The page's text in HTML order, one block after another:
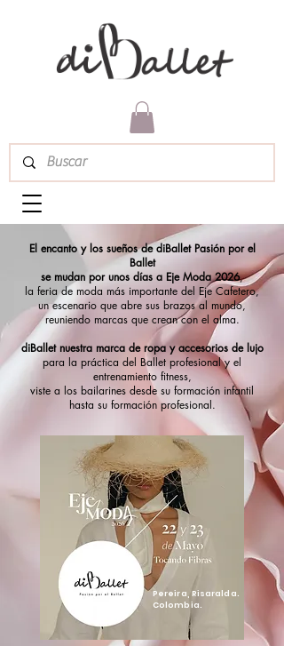
El encanto y los sueños de diBallet Pasión por el
Ballet
se mudan por unos días a Eje Moda 2026,
la feria de moda más importante del Eje Cafetero,
un escenario que abre sus brazos al mundo,
reuniendo marcas que crean con el alma.
diBallet nuestra marca de ropa y accesorios de lujo
para la práctica del Ballet profesional y el
entrenamiento fitness,
viste a los bailarines desde su formación infantil
hasta su formación profesional.
Pereira, Risaralda.
Colombia.